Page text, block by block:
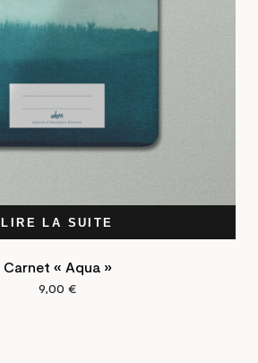
LIRE LA SUITE
Carnet « Aqua »
9,00 €